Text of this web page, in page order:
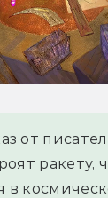
от
ракету,
в